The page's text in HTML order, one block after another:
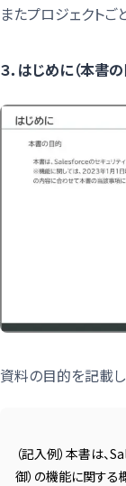
またプロジェクトご
３．はじめに（本書の
資料の目的を記載し
（記入例）本書は、
御）の機能に関する